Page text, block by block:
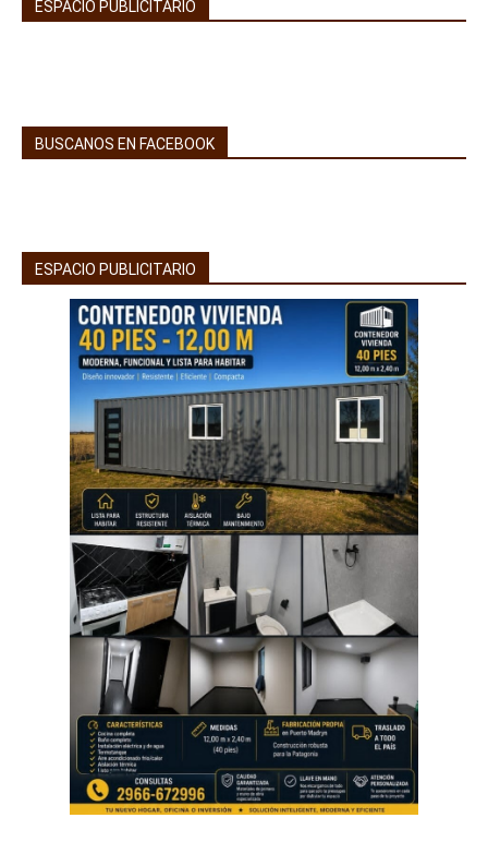
ESPACIO PUBLICITARIO
BUSCANOS EN FACEBOOK
ESPACIO PUBLICITARIO